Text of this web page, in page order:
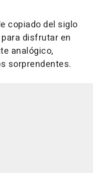
copiado del siglo
disfrutar en
analógico,
sorprendentes.